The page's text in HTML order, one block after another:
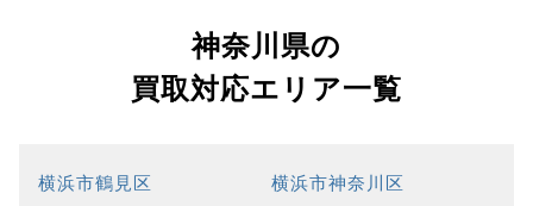
神奈川県の
買取対応エリア一覧
横浜市鶴見区 横浜市神奈川区